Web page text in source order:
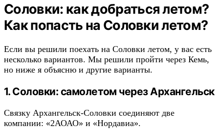
Соловки: как добраться летом?
Как попасть на Соловки летом?
Если вы решили поехать на Соловки летом, у вас есть
несколько вариантов. Мы решили пройти через Кемь,
но ниже я объясню и другие варианты.
1. Соловки: самолетом через Архангельск
Связку Архангельск-Соловки соединяют две
компании: «2АОАО» и «Нордавиа».